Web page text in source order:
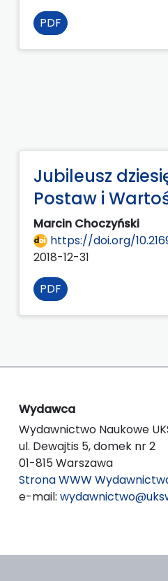
PDF
Jubileusz
Postaw i
Marcin Choczyński
https://doi.org/
2018-12-31
PDF
Wydawca
Wydawnictwo Naukowe
ul. Dewajtis 5, domek nr 2
01-815 Warszawa
Strona WWW
e-mail: